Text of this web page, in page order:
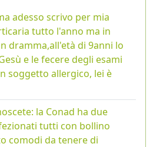
adesso scrivo per mia
tutto l'anno ma in
dramma,all'età di 9anni lo
e le fecere degli esami
soggetto allergico, lei è
la Conad ha due
tutti con bollino
comodi da tenere di